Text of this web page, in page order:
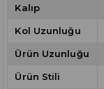
Kalıp
Kol Uzunluğu
Ürün Uzunluğu
Ürün Stili